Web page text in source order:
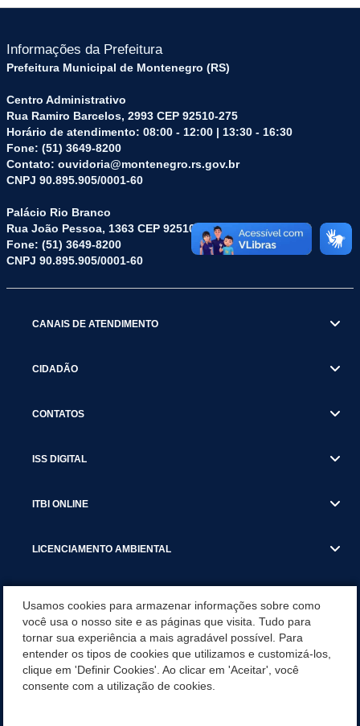
Informações da Prefeitura
Prefeitura Municipal de Montenegro (RS)
Centro Administrativo
Rua Ramiro Barcelos, 2993 CEP 92510-275
Horário de atendimento: 08:00 - 12:00 | 13:30 - 16:30
Fone: (51) 3649-8200
Contato: ouvidoria@montenegro.rs.gov.br
CNPJ 90.895.905/0001-60
Palácio Rio Branco
Rua João Pessoa, 1363 CEP 92510-045
Fone: (51) 3649-8200
CNPJ 90.895.905/0001-60
CANAIS DE ATENDIMENTO
CIDADÃO
CONTATOS
ISS DIGITAL
ITBI ONLINE
LICENCIAMENTO AMBIENTAL
SERVIÇOS
SERVIÇOS DO DEPARTAMENTO DE RECEITA MUNICIPAL
Usamos cookies para armazenar informações sobre como
você usa o nosso site e as páginas que visita. Tudo para
tornar sua experiência a mais agradável possível. Para
entender os tipos de cookies que utilizamos e customizá-los,
clique em 'Definir Cookies'. Ao clicar em 'Aceitar', você
consente com a utilização de cookies.